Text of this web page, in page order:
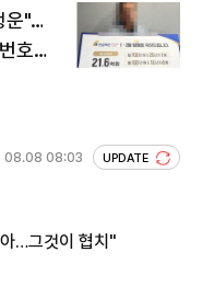
운"…
호조
08.08 08:03 UPDATE
…그것이 협치"